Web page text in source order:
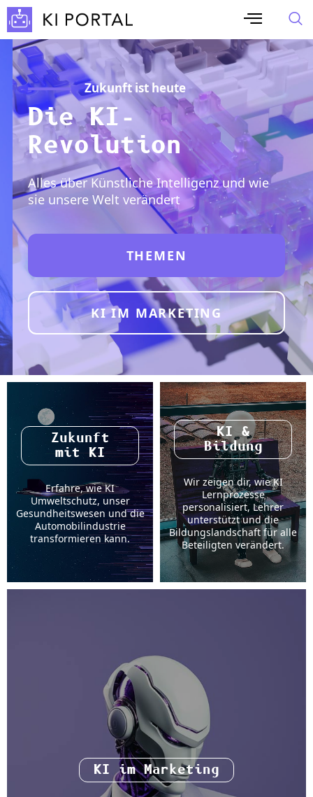
Zukunft ist heute
Die KI-
Revolution
Alles über Künstliche Intelligenz und wie
sie unsere Welt verändert
THEMEN
KI IM MARKETING
Zukunft
mit KI
Erfahre, wie KI
Umweltschutz, unser
Gesundheitswesen und die
Automobilindustrie
transformieren kann.
KI &
Bildung
Wir zeigen dir, wie KI
Lernprozesse
personalisiert, Lehrer
unterstützt und die
Bildungslandschaft für alle
Beteiligten verändert.
KI im Marketing